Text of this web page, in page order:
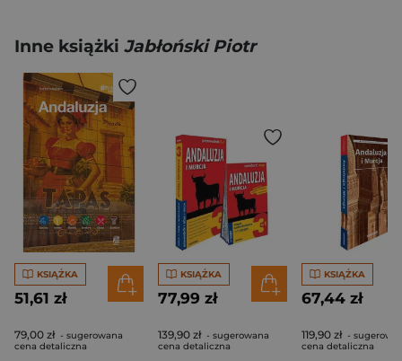
Inne książki Jabłoński Piotr
KSIĄŻKA
51,61 zł
79,00 zł - sugerowana
cena detaliczna
KSIĄŻKA
77,99 zł
139,90 zł - sugerowana
cena detaliczna
KSIĄŻKA
67,44 zł
119,90 zł -
cena detaliczna